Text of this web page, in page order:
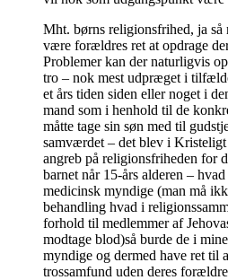
Mht. børns religionsfrihed, ja så
være forældres ret at opdrage
Problemer kan der naturligvis
tro – nok mest udpræget i
et års tiden siden eller noget i
mand som i henhold til de
måtte tage sin søn med til
samværdet – det blev i
angreb på religionsfriheden
barnet når 15-års alderen –
medicinsk myndige (man må
behandling hvad i
forhold til medlemmer af
modtage blod)så burde de i
myndige og dermed have ret til
trossamfund uden deres